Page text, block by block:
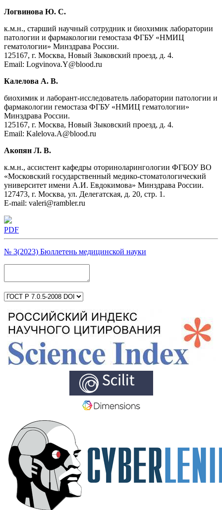
Логвинова Ю. С.
к.м.н., старший научный сотрудник и биохимик лаборатории
патологии и фармакологии гемостаза ФГБУ «НМИЦ
гематологии» Минздрава России.
125167, г. Москва, Новый Зыковский проезд, д. 4.
Email: Logvinova.Y@blood.ru
Калелова А. В.
биохимик и лаборант-исследователь лаборатории патологии и
фармакологии гемостаза ФГБУ «НМИЦ гематологии»
Минздрава России.
125167, г. Москва, Новый Зыковский проезд, д. 4.
Email: Kalelova.A@blood.ru
Акопян Л. В.
к.м.н., ассистент кафедры оториноларингологии ФГБОУ ВО
«Московский государственный медико-стоматологический
университет имени А.И. Евдокимова» Минздрава России.
127473, г. Москва, ул. Делегатская, д. 20, стр. 1.
E-mail: valeri@rambler.ru
PDF
№ 3(2023) Бюллетень медицинской науки